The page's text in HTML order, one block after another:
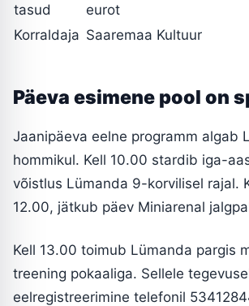
tasud
eurot
Korraldaja Saaremaa Kultuur
Päeva esimene pool on
Jaanipäeva eelne programm algab
hommikul. Kell 10.00 stardib iga-
võistlus Lümanda 9-korvilisel rajal.
12.00, jätkub päev Miniarenal
Kell 13.00 toimub Lümanda pargis
treening pokaaliga. Sellele
eelregistreerimine telefonil